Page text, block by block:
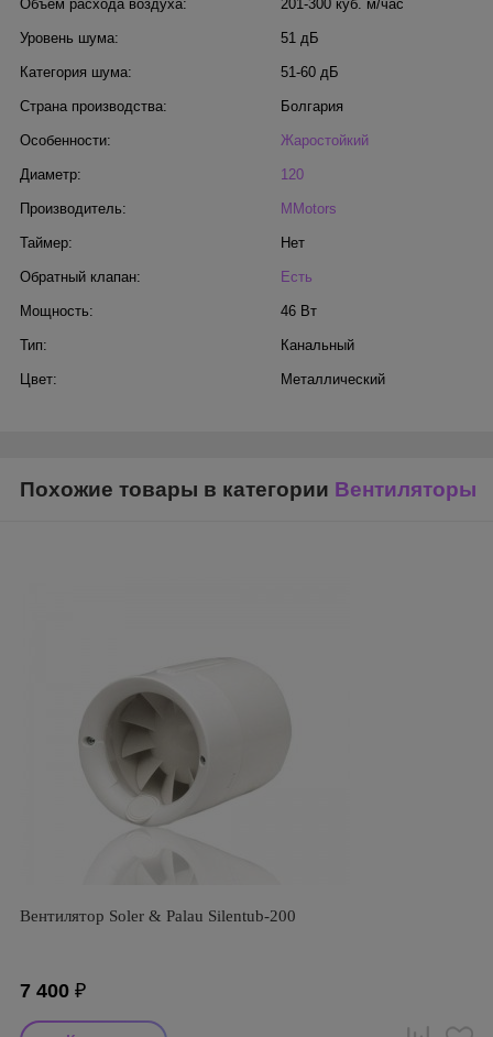
Объём расхода воздуха: 201-300 куб. м/час
Уровень шума: 51 дБ
Категория шума: 51-60 дБ
Страна производства: Болгария
Особенности: Жаростойкий
Диаметр: 120
Производитель: MMotors
Таймер: Нет
Обратный клапан: Есть
Мощность: 46 Вт
Тип: Канальный
Цвет: Металлический
Похожие товары в категории Вентиляторы
Вентилятор Soler & Palau Silentub-200
7 400 ₽